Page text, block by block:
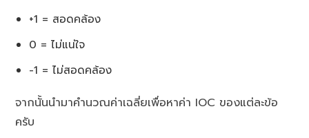
+1 = สอดคล้อง
0 = ไม่แน่ใจ
-1 = ไม่สอดคล้อง
จากนั้นนำมาคำนวณค่าเฉลี่ยเพื่อหาค่า IOC ของแต่ละข้อ
ครับ